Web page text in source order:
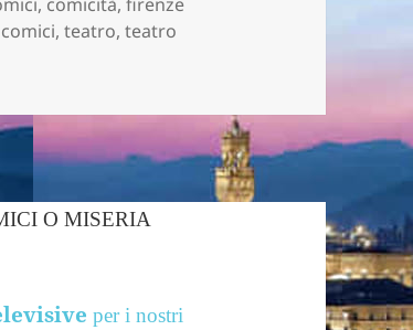
,teatro,teatro
per i nostri